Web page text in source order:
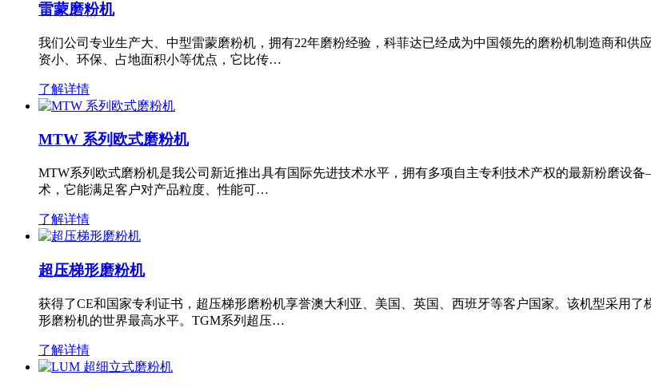
雷蒙磨粉机
我们公司专业生产大、中型雷蒙磨粉机，拥有22年磨粉经验，科菲达已经成为中国领先的磨粉机制造商和
资小、环保、占地面积小等优点，它比传…
了解详情
MTW 系列欧式磨粉机
MTW系列欧式磨粉机是我公司新近推出具有国际先进技术水平，拥有多项自主专利技术产权的最新粉磨设
术，它能满足客户对产品粒度、性能可…
了解详情
超压梯形磨粉机
获得了CE和国家专利证书，超压梯形磨粉机享誉澳大利亚、美国、英国、西班牙等客户国家。该机型采用
形磨粉机的世界最高水平。TGM系列超压…
了解详情